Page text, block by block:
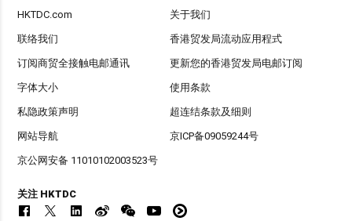
HKTDC.com 关于我们
联络我们 香港贸发局流动应用程式
订阅商贸全接触电邮通讯 更新您的香港贸发局电邮订阅
字体大小 使用条款
私隐政策声明 超连结条款及细则
网站导航 京ICP备09059244号
京公网安备 11010102003523号
关注 HKTDC